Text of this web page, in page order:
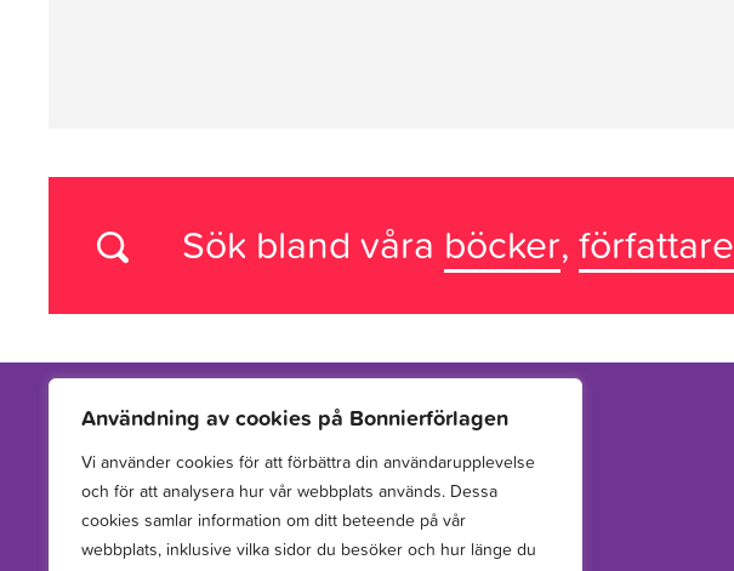
Användning av cookies på Bonnierförlagen
Vi använder cookies för att förbättra din användarupplevelse
och för att analysera hur vår webbplats används. Dessa
cookies samlar information om ditt beteende på vår
webbplats, inklusive vilka sidor du besöker och hur länge du
Sök bland våra böcker,författare
Vi arbetar med att hitta, utveckla, publicera och sprida
berättelser för barn och unga.